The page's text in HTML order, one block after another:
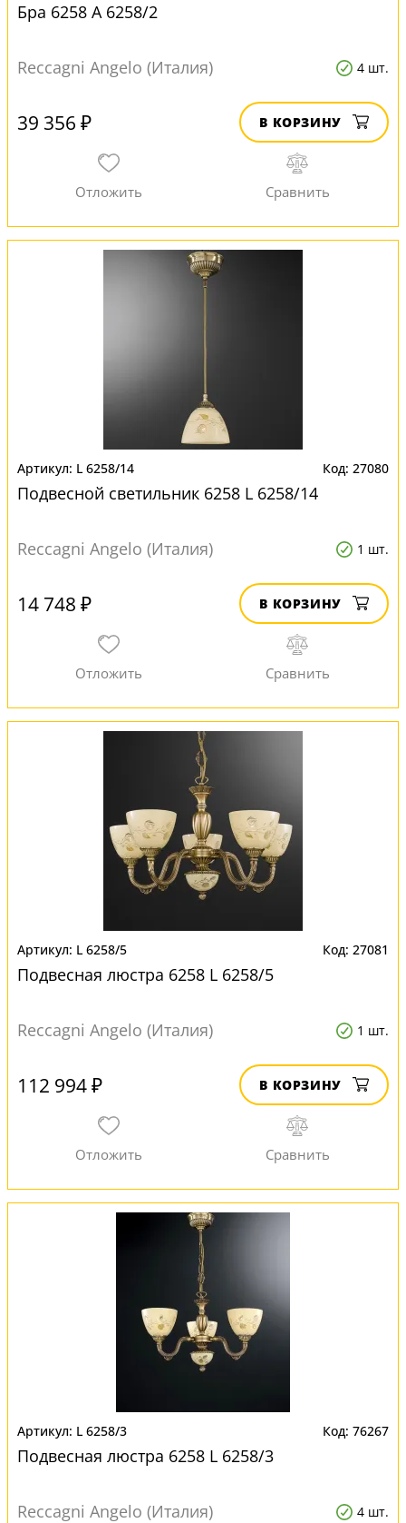
Бра 6258 A 6258/2
Reccagni Angelo (Италия) 4 шт.
39 356 ₽ В КОРЗИНУ
L 6258/14 27080
Подвесной светильник 6258 L 6258/14
Reccagni Angelo (Италия) 1 шт.
14 748 ₽ В КОРЗИНУ
L 6258/5 27081
Подвесная люстра 6258 L 6258/5
Reccagni Angelo (Италия) 1 шт.
112 994 ₽ В КОРЗИНУ
L 6258/3 76267
Подвесная люстра 6258 L 6258/3
Reccagni Angelo (Италия) 4 шт.